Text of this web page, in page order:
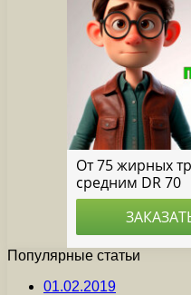
Популярные статьи
01.02.2019